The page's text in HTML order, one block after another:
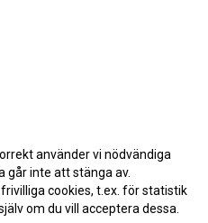
använder vi nödvändiga
går inte att stänga av.
cookies, t.ex. för statistik
om du vill acceptera dessa.